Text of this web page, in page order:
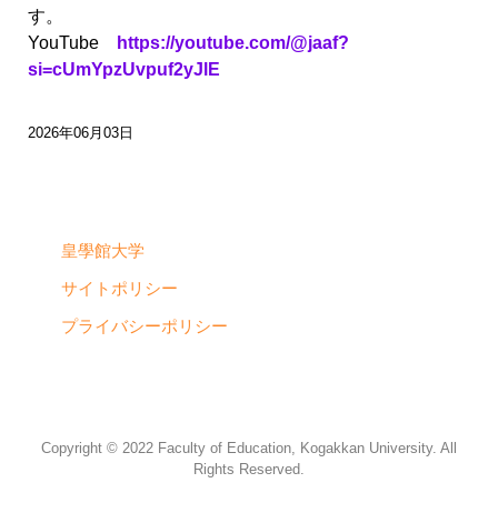
す。
YouTube
https://youtube.com/@jaaf?
si=cUmYpzUvpuf2yJlE
2026年06月03日
皇學館大学
サイトポリシー
プライバシーポリシー
Copyright © 2022 Faculty of Education, Kogakkan University. All
Rights Reserved.